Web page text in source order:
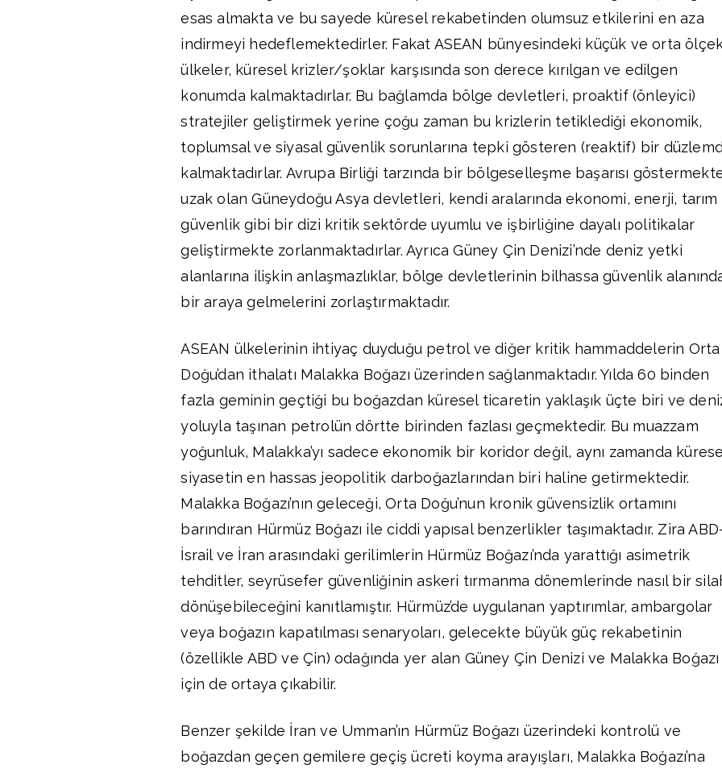
esas almakta ve bu sayede küresel rekabetinden olumsuz etkilerini en aza
indirmeyi hedeflemektedirler. Fakat ASEAN bünyesindeki küçük ve orta
ülkeler, küresel krizler/şoklar karşısında son derece kırılgan ve edilgen
konumda kalmaktadırlar. Bu bağlamda bölge devletleri, proaktif (önleyici)
stratejiler geliştirmek yerine çoğu zaman bu krizlerin tetiklediği ekonomik,
toplumsal ve siyasal güvenlik sorunlarına tepki gösteren (reaktif) bir
kalmaktadırlar. Avrupa Birliği tarzında bir bölgeselleşme başarısı
uzak olan Güneydoğu Asya devletleri, kendi aralarında ekonomi, enerji, tarım
güvenlik gibi bir dizi kritik sektörde uyumlu ve işbirliğine dayalı politikalar
geliştirmekte zorlanmaktadırlar. Ayrıca Güney Çin Denizi’nde deniz yetki
alanlarına ilişkin anlaşmazlıklar, bölge devletlerinin bilhassa güvenlik
bir araya gelmelerini zorlaştırmaktadır.
ASEAN ülkelerinin ihtiyaç duyduğu petrol ve diğer kritik hammaddelerin Orta
Doğu’dan ithalatı Malakka Boğazı üzerinden sağlanmaktadır. Yılda 60 binden
fazla geminin geçtiği bu boğazdan küresel ticaretin yaklaşık üçte biri ve
yoluyla taşınan petrolün dörtte birinden fazlası geçmektedir. Bu muazzam
yoğunluk, Malakka’yı sadece ekonomik bir koridor değil, aynı zamanda
siyasetin en hassas jeopolitik darboğazlarından biri haline getirmektedir.
Malakka Boğazı’nın geleceği, Orta Doğu’nun kronik güvensizlik ortamını
barındıran Hürmüz Boğazı ile ciddi yapısal benzerlikler taşımaktadır. Zira
İsrail ve İran arasındaki gerilimlerin Hürmüz Boğazı’nda yarattığı asimetrik
tehditler, seyrüsefer güvenliğinin askeri tırmanma dönemlerinde nasıl bir
dönüşebileceğini kanıtlamıştır. Hürmüz’de uygulanan yaptırımlar, ambargolar
veya boğazın kapatılması senaryoları, gelecekte büyük güç rekabetinin
(özellikle ABD ve Çin) odağında yer alan Güney Çin Denizi ve Malakka Boğazı
için de ortaya çıkabilir.
Benzer şekilde İran ve Umman’ın Hürmüz Boğazı üzerindeki kontrolü ve
boğazdan geçen gemilere geçiş ücreti koyma arayışları, Malakka Boğazı’na